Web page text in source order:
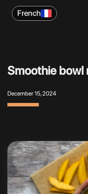
Smoothie bowl
December 15, 2024
French